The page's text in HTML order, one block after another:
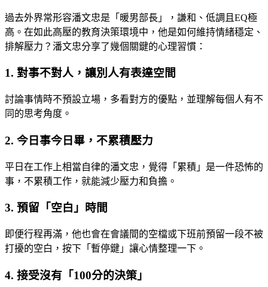
過去外界常形容潘文忠是「暖男部長」，謙和、低調且EQ極
高。在如此高壓的教育決策環境中，他是如何維持情緒穩定、
排解壓力？潘文忠分享了幾個關鍵的心理習慣：
1. 對事不對人，讓別人有表達空間
討論事情時不預設立場，多看對方的優點，並理解每個人有不
同的思考角度。
2. 今日事今日畢，不累積壓力
平日在工作上相當自律的潘文忠，覺得「累積」是一件恐怖的
事，不累積工作，就能減少壓力和負擔。
3. 預留「空白」時間
即便行程再滿，他也會在會議間的空檔或下班前預留一段不被
打擾的空白，按下「暫停鍵」讓心情整理一下。
4. 接受沒有「100分的決策」